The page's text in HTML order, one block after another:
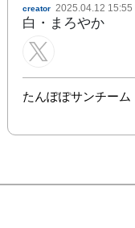
creator 2025.04.12 15:55
白・まろやか
たんぽぽサンチーム